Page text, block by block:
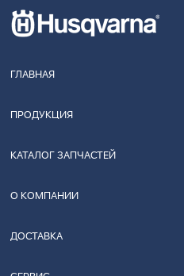
ГЛАВНАЯ
ПРОДУКЦИЯ
КАТАЛОГ ЗАПЧАСТЕЙ
О КОМПАНИИ
ДОСТАВКА